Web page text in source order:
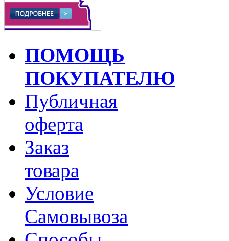
ПОМОЩЬ
ПОКУПАТЕЛЮ
Публичная
оферта
Заказ
товара
Условие
Самовывоза